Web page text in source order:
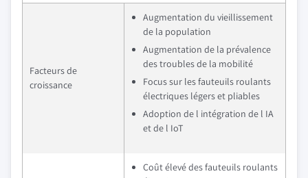
Facteurs de
croissance
Augmentation du vieillissement
de la population
Augmentation de la prévalence
des troubles de la mobilité
Focus sur les fauteuils roulants
électriques légers et pliables
Adoption de l intégration de l IA
et de l IoT
Coût élevé des fauteuils roulants